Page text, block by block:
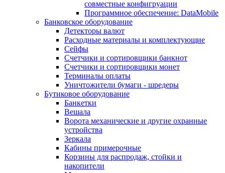
совместные конфигруации
Программное обеспечение: DataMobile
Банковское оборудование
Детекторы валют
Расходные материалы и комплектующие
Сейфы
Счетчики и сортировщики банкнот
Счетчики и сортировщики монет
Терминалы оплаты
Уничтожители бумаги - шредеры
Бутиковое оборудование
Банкетки
Вешала
Ворота механические и другие охранные
устройства
Зеркала
Кабины примерочные
Корзины для распродаж, стойки и
накопители